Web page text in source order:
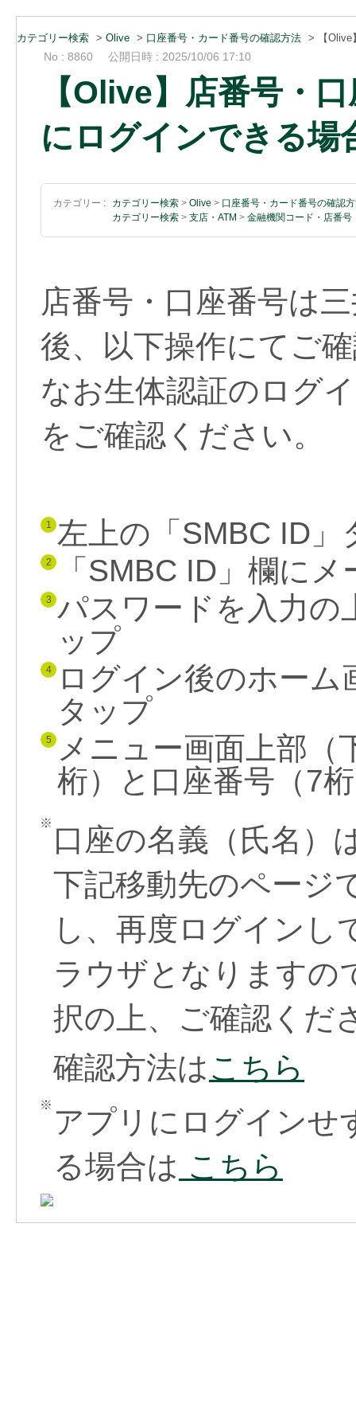
カテゴリー検索 > Olive > 口座番号・カード番号の確認方法 > 【
No : 8860 公開日時 : 2025/10/06 17:10
【Olive】店番号・
にログインできる場
カテゴリー : カテゴリー検索 > Olive > 口座番号・カード番号の確認
カテゴリー検索 > 支店・ATM > 金融機関コード・店番号
店番号・口座番号は
後、以下操作にてご
なお生体認証のログ
をご確認ください。
1 左上の「SMBC ID」
2 「SMBC ID」欄に
3 パスワードを入力の
ップ
4
ログイン後のホー
タップ
5
メニュー画面上部（
桁）と口座番号（7
※ 口座の名義（氏名）
下記移動先のページ
し、再度ログインし
ラウザとなりますの
択の上、ご確認くだ
確認方法はこちら
※ アプリにログインせ
る場合は こちら